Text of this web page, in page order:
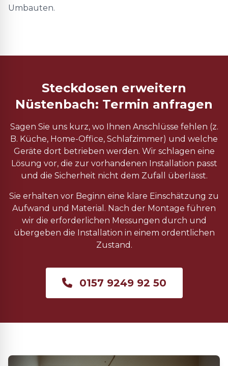
Umbauten.
Steckdosen erweitern
Nüstenbach: Termin anfragen
Sagen Sie uns kurz, wo Ihnen Anschlüsse fehlen (z.
B. Küche, Home-Office, Schlafzimmer) und welche
Geräte dort betrieben werden. Wir schlagen eine
Lösung vor, die zur vorhandenen Installation passt
und die Sicherheit nicht dem Zufall überlässt.
Sie erhalten vor Beginn eine klare Einschätzung zu
Aufwand und Material. Nach der Montage führen
wir die erforderlichen Messungen durch und
übergeben die Installation in einem ordentlichen
Zustand.
0157 9249 92 50